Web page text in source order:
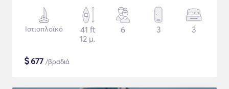
Ιστιοπλοϊκό
41 ft
12 μ.
6 3 3
$677 /βραδιά